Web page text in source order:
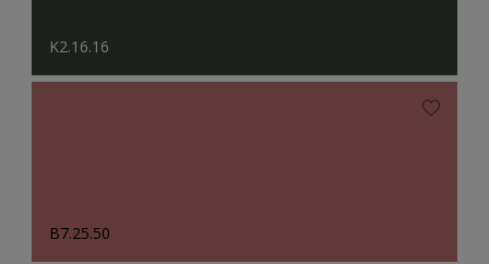
K2.16.16
B7.25.50